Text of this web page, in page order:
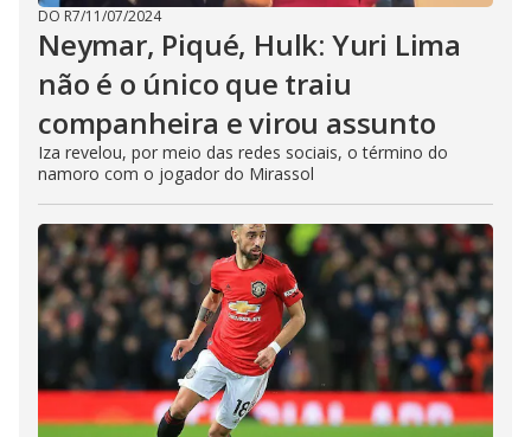
DO R7/11/07/2024
Neymar, Piqué, Hulk: Yuri Lima
não é o único que traiu
companheira e virou assunto
Iza revelou, por meio das redes sociais, o término do
namoro com o jogador do Mirassol